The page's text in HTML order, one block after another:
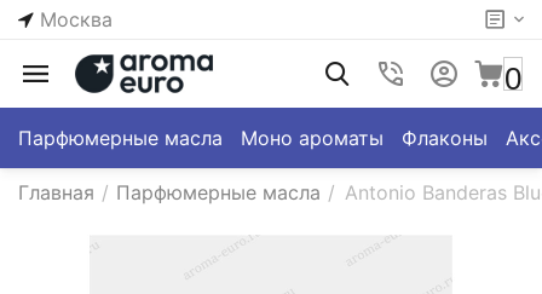
Москва
0
Парфюмерные масла Моно ароматы Флаконы
Главная / Парфюмерные масла / Antonio Banderas